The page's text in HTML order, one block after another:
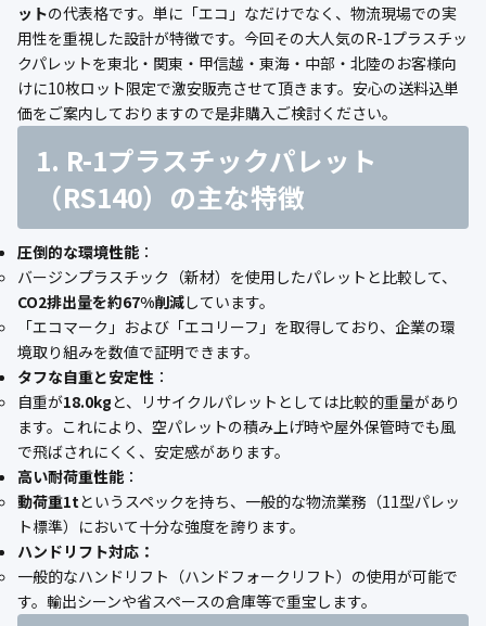
🇺🇸🇰🇷🇹🇼🇻🇳
ットの代表格です。単に「エコ」なだけでなく、物流現場での実
用性を重視した設計が特徴です。今回その大人気のR-1プラスチッ
クパレットを東北・関東・甲信越・東海・中部・北陸のお客様向
けに10枚ロット限定で激安販売させて頂きます。安心の送料込単
価をご案内しておりますので是非購入ご検討ください。
1. R-1プラスチックパレット
（RS140）の主な特徴
圧倒的な環境性能：
バージンプラスチック（新材）を使用したパレットと比較して、
CO2排出量を約67%削減しています。
「エコマーク」および「エコリーフ」を取得しており、企業の環
境取り組みを数値で証明できます。
タフな自重と安定性 ：
自重が18.0kgと、リサイクルパレットとしては比較的重量があり
ます。これにより、空パレットの積み上げ時や屋外保管時でも風
で飛ばされにくく、安定感があります。
高い耐荷重性能：
動荷重1tというスペックを持ち、一般的な物流業務（11型パレッ
ト標準）において十分な強度を誇ります。
ハンドリフト対応：
一般的なハンドリフト（ハンドフォークリフト）の使用が可能で
す。輸出シーンや省スペースの倉庫等で重宝します。